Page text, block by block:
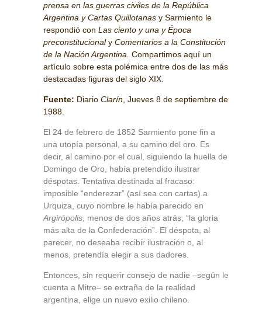
prensa en las guerras civiles de la República
Argentina y Cartas Quillotanas y Sarmiento le
respondió con Las ciento y una y Época
preconstitucionaly Comentarios a la Constitución
de la Nación Argentina. Compartimos aquí un
artículo sobre esta polémica entre dos de las más
destacadas figuras del siglo XIX.
Fuente: Diario Clarín , Jueves 8 de septiembre de
1988.
El 24 de febrero de 1852 Sarmiento pone fin a
una utopía personal, a su camino del oro. Es
decir, al camino por el cual, siguiendo la huella de
Domingo de Oro, había pretendido ilustrar
déspotas. Tentativa destinada al fracaso:
imposible “enderezar” (así sea con cartas) a
Urquiza, cuyo nombre le había parecido en
Argirópolis , menos de dos años atrás, “la gloria
más alta de la Confederación”. El déspota, al
parecer, no deseaba recibir ilustración o, al
menos, pretendía elegir a sus dadores.
Entonces, sin requerir consejo de nadie –según le
cuenta a Mitre– se extraña de la realidad
argentina, elige un nuevo exilio chileno.